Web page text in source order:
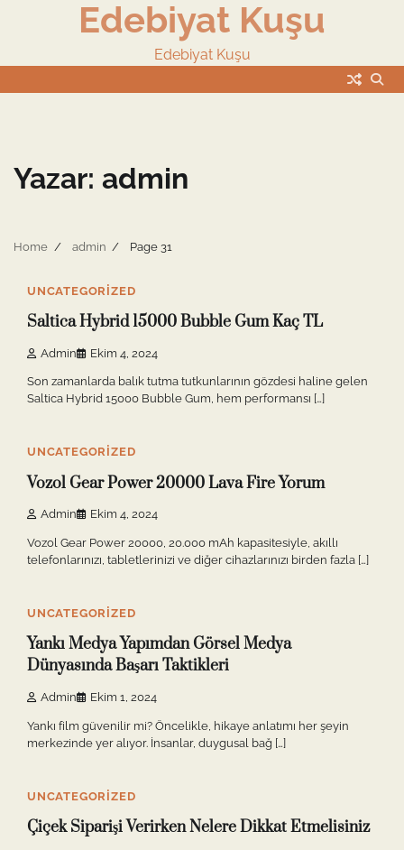
Edebiyat Kuşu
Edebiyat Kuşu
Yazar: admin
Home admin Page 31
8 min read
UNCATEGORIZED
Saltica Hybrid 15000 Bubble Gum Kaç TL
Admin Ekim 4, 2024
Son zamanlarda balık tutma tutkunlarının gözdesi haline gelen
Saltica Hybrid 15000 Bubble Gum, hem performansı […]
UNCATEGORIZED
Vozol Gear Power 20000 Lava Fire Yorum
Admin Ekim 4, 2024
Vozol Gear Power 20000, 20.000 mAh kapasitesiyle, akıllı
telefonlarınızı, tabletlerinizi ve diğer cihazlarınızı birden fazla […]
UNCATEGORIZED
Yankı Medya Yapımdan Görsel Medya
Dünyasında Başarı Taktikleri
Admin Ekim 1, 2024
Yankı film güvenilir mi? Öncelikle, hikaye anlatımı her şeyin
merkezinde yer alıyor. İnsanlar, duygusal bağ […]
UNCATEGORIZED
Çiçek Siparişi Verirken Nelere Dikkat Etmelisiniz